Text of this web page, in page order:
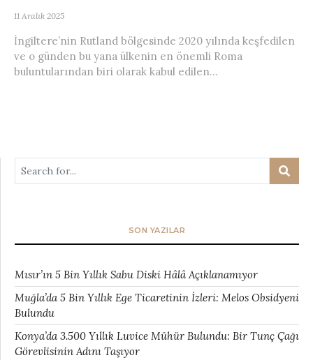
11 Aralık 2025
İngiltere’nin Rutland bölgesinde 2020 yılında keşfedilen
ve o günden bu yana ülkenin en önemli Roma
buluntularından biri olarak kabul edilen...
SON YAZILAR
Mısır’ın 5 Bin Yıllık Sabu Diski Hâlâ Açıklanamıyor
Muğla’da 5 Bin Yıllık Ege Ticaretinin İzleri: Melos Obsidyeni
Bulundu
Konya’da 3.500 Yıllık Luvice Mühür Bulundu: Bir Tunç Çağı
Görevlisinin Adını Taşıyor